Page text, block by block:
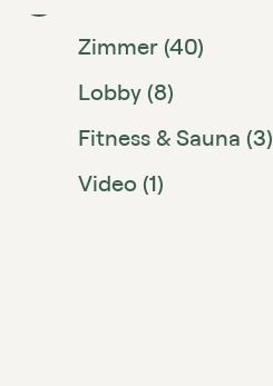
Zimmer (40)
Lobby (8)
Fitness & Sauna (3)
Video (1)